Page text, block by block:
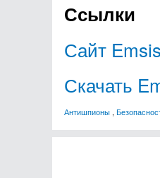
Ссылки
Сайт
Скачать
Антишпионы ,